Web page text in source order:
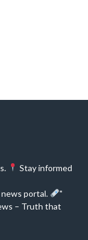
Stay informed
news portal.
"
– Truth that